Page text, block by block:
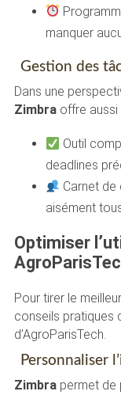
manquer
Gestion des
Dans une
Zimbraoffre aussi
Outil
deadlines
Carnet
aisément
Optimiser
Pour tirer le
conseils pratiques
d’AgroParisTech.
Personnaliser
Zimbrapermet de